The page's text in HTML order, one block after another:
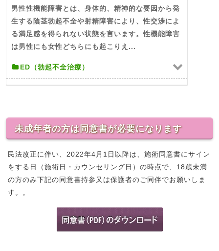
男性性機能障害とは、身体的、精神的な要因から発
生する陰茎勃起不全や射精障害により、性交渉によ
る満足感を得られない状態を言います。性機能障害
は男性にも女性どちらにも起こりえ...
ED（勃起不全治療）
未成年者の方は同意書が必要になります
民法改正に伴い、2022年4月1日以降は、施術同意書にサイン
をする日（施術日・カウンセリング日）の時点で、18歳未満
の方のみ下記の同意書持参又は保護者のご同伴でお願いしま
す。。